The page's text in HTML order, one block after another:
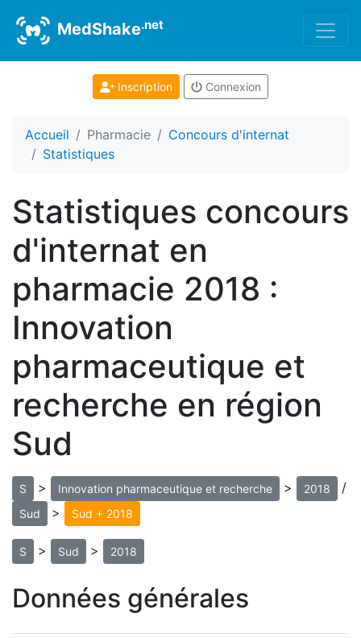
MedShake.net
Inscription Connexion
Accueil Pharmacie
Concours d'internat
Statistiques
Statistiques concours
d'internat en
pharmacie 2018 :
Innovation
pharmaceutique et
recherche en région
Sud
S > Innovation pharmaceutique et recherche > 2018 /
Sud > Sud + 2018
S > Sud > 2018
Données générales